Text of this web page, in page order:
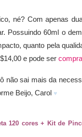
né? Com apenas
Possuindo 60ml o
quanto pela
e pode ser
não sai mais da
Beijo, Carol ♥
120 cores + Kit de